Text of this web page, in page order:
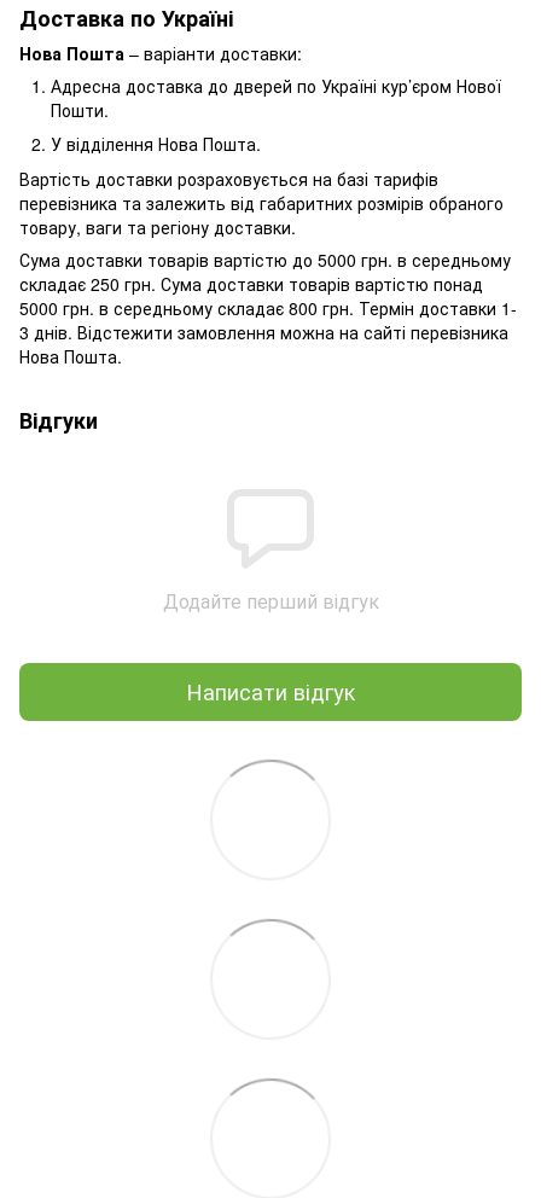
Доставка по Україні
Нова Пошта – варіанти доставки:
Адресна доставка до дверей по Україні кур’єром Нової
Пошти.
У відділення Нова Пошта.
Вартість доставки розраховується на базі тарифів
перевізника та залежить від габаритних розмірів обраного
товару, ваги та регіону доставки.
Сума доставки товарів вартістю до 5000 грн. в середньому
складає 250 грн. Сума доставки товарів вартістю понад
5000 грн. в середньому складає 800 грн. Термін доставки 1-
3 днів. Відстежити замовлення можна на сайті перевізника
Нова Пошта.
Відгуки
Додайте перший відгук
Написати відгук